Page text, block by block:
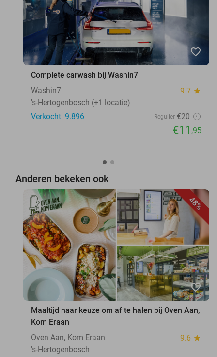
favorite_border
Complete carwash bij Washin7
Washin7
9.7 star
's-Hertogenbosch (+1 locatie)
Verkocht: 9.896
Regulier €20
€11 ,95
Anderen bekeken ook
48%
favorite_border
Maaltijd naar keuze om af te halen bij Oven Aan,
Kom Eraan
Oven Aan, Kom Eraan
9.6 star
's-Hertogenbosch